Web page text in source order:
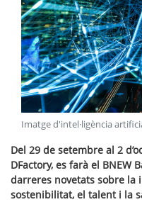
Imatge d'intel·ligència
Del 29 de setembre al 2
DFactory, es farà el BNEW
darreres novetats sobre
sostenibilitat, el talent i la